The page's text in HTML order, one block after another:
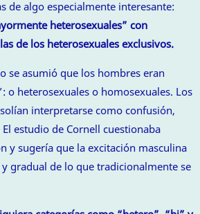
de algo especialmente interesante:
heterosexuales” con
de los heterosexuales exclusivos.
se asumió que los hombres eran
o heterosexuales o homosexuales. Los
interpretarse como confusión,
estudio de Cornell cuestionaba
y sugería que la excitación masculina
gradual de lo que tradicionalmente se